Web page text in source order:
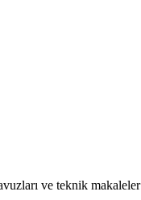
ve teknik makaleler